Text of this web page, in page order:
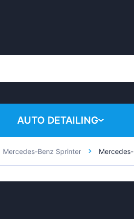
AUTO DETAILING
Chemical products
Mercedes-Benz Sprinter